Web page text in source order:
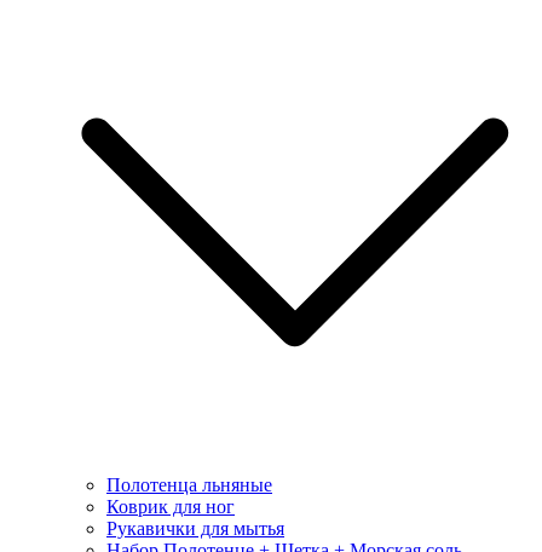
Полотенца льняные
Коврик для ног
Рукавички для мытья